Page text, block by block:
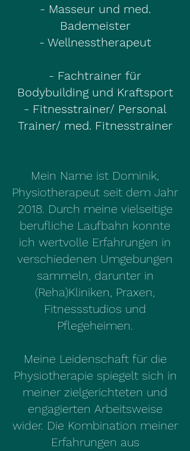
- Masseur und med.
Bademeister
- Wellnesstherapeut
- Fachtrainer für
Bodybuilding und Kraftsport
- Fitnesstrainer/ Personal
Trainer/ med. Fitnesstrainer
Mein Name ist Dominik,
Physiotherapeut seit dem Jahr
2018. Durch meine vielseitige
berufliche Laufbahn konnte
ich wertvolle Erfahrungen in
verschiedenen Umgebungen
sammeln, darunter in
(Reha)Kliniken, Praxen,
Fitnessstudios und
Pflegeheimen.
Meine Leidenschaft für die
Physiotherapie spiegelt sich in
meiner zielgerichteten und
engagierten Arbeitsweise
wider. Die Kombination meiner
Erfahrungen aus